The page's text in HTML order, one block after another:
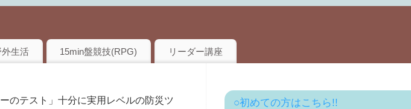
外生活 15min盤競技(RPG) リーダー講座
のテスト」十分に実用レベルの防災ツ
○初めての方はこちら!!